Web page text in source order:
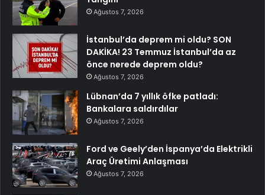
Ağustos 7, 2026
İstanbul’da deprem mi oldu? SON
DAKİKA! 23 Temmuz İstanbul’da az
önce nerede deprem oldu?
Ağustos 7, 2026
Lübnan’da 7 yıllık öfke patladı:
Bankalara saldırdılar
Ağustos 7, 2026
Ford ve Geely’den İspanya’da Elektrikli
Araç Üretimi Anlaşması
Ağustos 7, 2026